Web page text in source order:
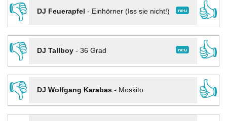
👎
neu
DJ Feuerapfel - Einhörner (Iss sie nicht!)
👍
👎
neu
DJ Tallboy- 36 Grad
👍
👎
DJ Wolfgang Karabas- Moskito
👍